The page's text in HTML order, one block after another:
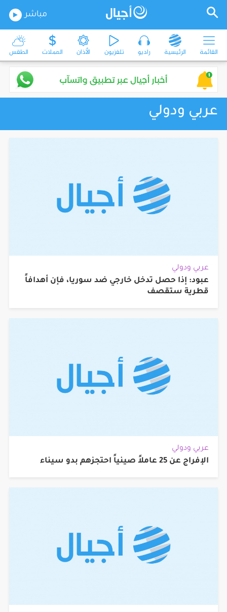
مباشر
القائمة الرئيسية راديو تلفزيون الأذان العملات الطقس
عربي ودولي
عربي ودولي
عبود: إذا حصل تدخل خارجي ضد سوريا، فإن أهدافاً
قطرية ستقصف
عربي ودولي
الإفراج عن 25 عاملاً صينياً احتجزهم بدو سيناء